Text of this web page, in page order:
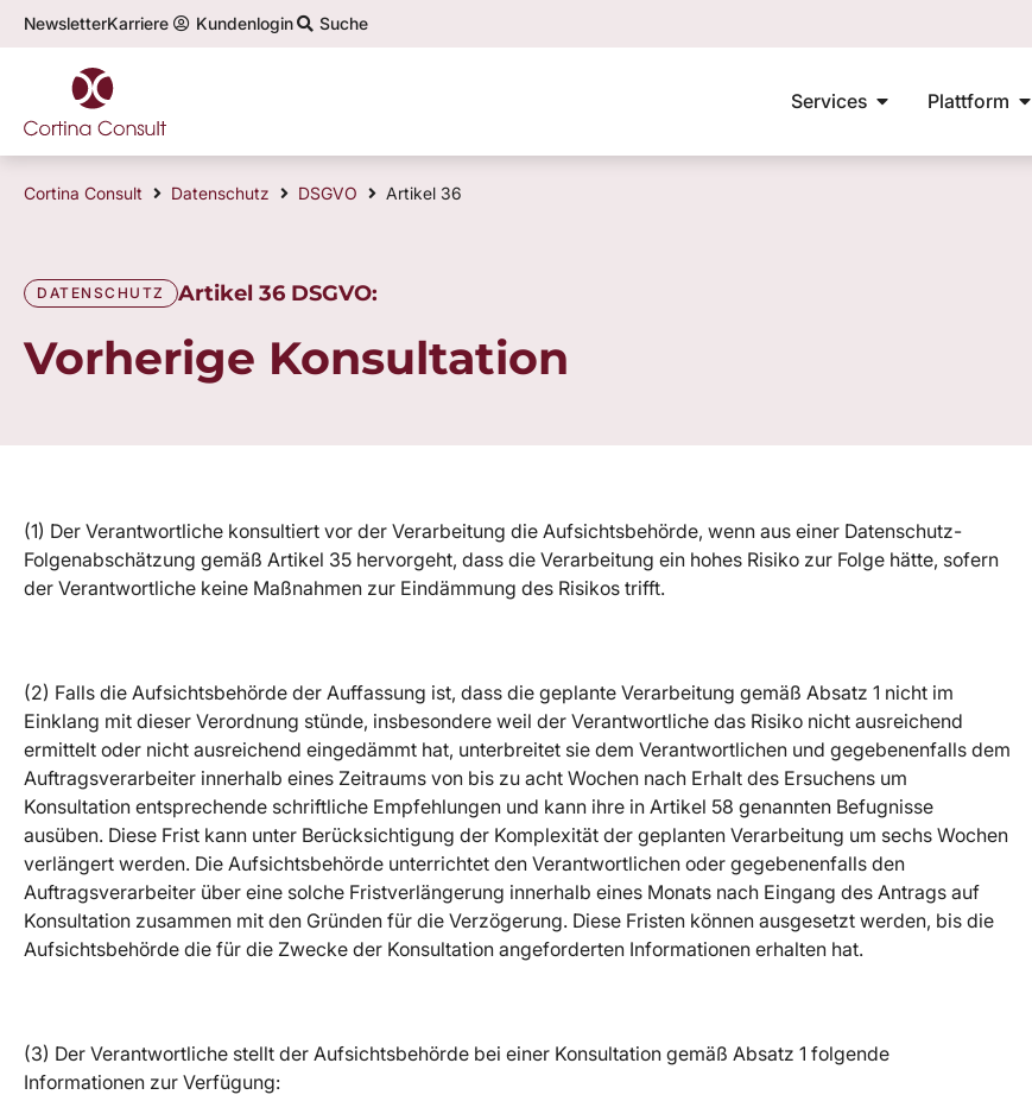
NewsletterKarriere Kundenlogin Suche
Services Plattform
Cortina Consult Datenschutz DSGVO Artikel 36
DATENSCHUTZ Artikel 36 DSGVO:
Vorherige Konsultation
(1) Der Verantwortliche konsultiert vor der Verarbeitung die Aufsichtsbehörde, wenn aus einer Datenschutz-
Folgenabschätzung gemäß Artikel 35 hervorgeht, dass die Verarbeitung ein hohes Risiko zur Folge hätte, sofern
der Verantwortliche keine Maßnahmen zur Eindämmung des Risikos trifft.
(2) Falls die Aufsichtsbehörde der Auffassung ist, dass die geplante Verarbeitung gemäß Absatz 1 nicht im
Einklang mit dieser Verordnung stünde, insbesondere weil der Verantwortliche das Risiko nicht ausreichend
ermittelt oder nicht ausreichend eingedämmt hat, unterbreitet sie dem Verantwortlichen und gegebenenfalls dem
Auftragsverarbeiter innerhalb eines Zeitraums von bis zu acht Wochen nach Erhalt des Ersuchens um
Konsultation entsprechende schriftliche Empfehlungen und kann ihre in Artikel 58 genannten Befugnisse
ausüben. Diese Frist kann unter Berücksichtigung der Komplexität der geplanten Verarbeitung um sechs Wochen
verlängert werden. Die Aufsichtsbehörde unterrichtet den Verantwortlichen oder gegebenenfalls den
Auftragsverarbeiter über eine solche Fristverlängerung innerhalb eines Monats nach Eingang des Antrags auf
Konsultation zusammen mit den Gründen für die Verzögerung. Diese Fristen können ausgesetzt werden, bis die
Aufsichtsbehörde die für die Zwecke der Konsultation angeforderten Informationen erhalten hat.
(3) Der Verantwortliche stellt der Aufsichtsbehörde bei einer Konsultation gemäß Absatz 1 folgende
Informationen zur Verfügung: